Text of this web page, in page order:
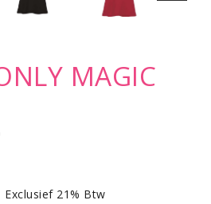
MAGIC
Exclusief 21% Btw